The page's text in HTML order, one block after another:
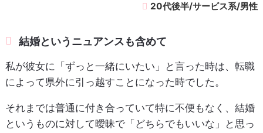
20代後半/サービス系/男性
結婚というニュアンスも含めて
私が彼女に「ずっと一緒にいたい」と言った時は、転職
によって県外に引っ越すことになった時でした。
それまでは普通に付き合っていて特に不便もなく、結婚
というものに対して曖昧で「どちらでもいいな」と思っ